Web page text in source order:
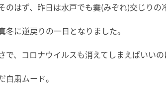
のはず、昨日は水戸でも霙(みぞれ)交じりの
冬に逆戻りの一日となりました。
で、コロナウイルスも消えてしまえばいい
自粛ムード。